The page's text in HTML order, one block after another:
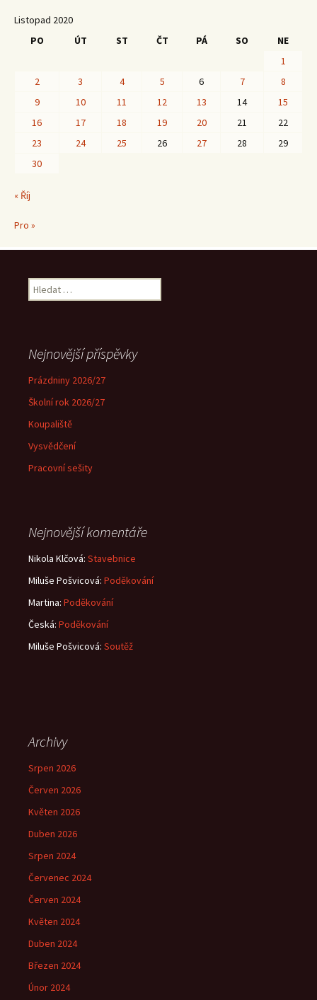
Listopad 2020
PO
ÚT ST ČT PÁ SO
NE
1
2
3 4 5 6 7
8
9
10 11 12 13 14
15
16
17 18 19 20 21
22
23
24 25 26 27 28
29
30
« Říj
Pro »
Vyhledávání
Nejnovější příspěvky
Prázdniny 2026/27
Školní rok 2026/27
Koupaliště
Vysvědčení
Pracovní sešity
Nejnovější komentáře
Nikola Klčová: Stavebnice
Miluše Pošvicová: Poděkování
Martina: Poděkování
Česká: Poděkování
Miluše Pošvicová: Soutěž
Archivy
Srpen 2026
Červen 2026
Květen 2026
Duben 2026
Srpen 2024
Červenec 2024
Červen 2024
Květen 2024
Duben 2024
Březen 2024
Únor 2024